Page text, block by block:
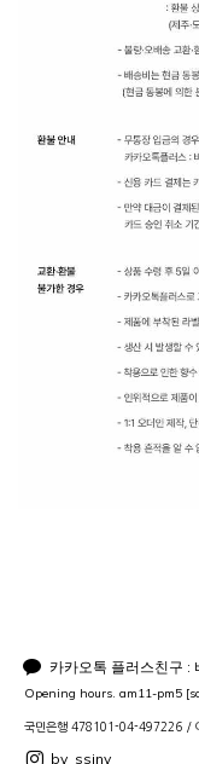
카카오톡 플러스친구 :
Opening hours. am11-pm5
국민은행 478101-04-497226 /
by_ssiny